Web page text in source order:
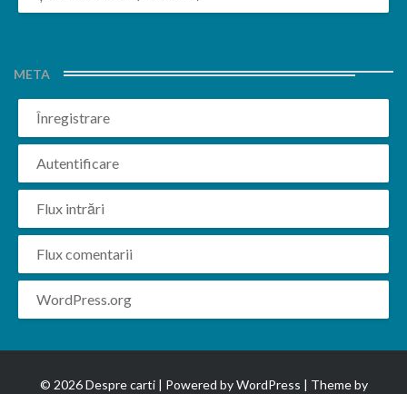
META
Înregistrare
Autentificare
Flux intrări
Flux comentarii
WordPress.org
© 2026 Despre carti | Powered byWordPress | Theme by